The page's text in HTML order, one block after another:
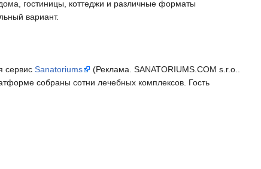
гостиницы, коттеджи и различные форматы
вариант.
сервис Sanatoriums
(Реклама. SANATORIUMS.COM s.r.o..
собраны сотни лечебных комплексов. Гость